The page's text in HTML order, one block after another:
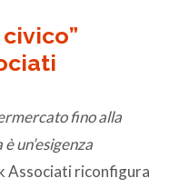
fino alla
un’esigenza
Associati riconfigura